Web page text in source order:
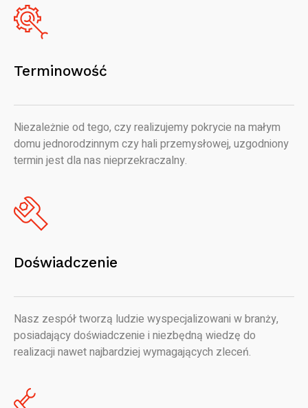
Terminowość
Niezależnie od tego, czy realizujemy pokrycie na małym
domu jednorodzinnym czy hali przemysłowej, uzgodniony
termin jest dla nas nieprzekraczalny.
Doświadczenie
Nasz zespół tworzą ludzie wyspecjalizowani w branży,
posiadający doświadczenie i niezbędną wiedzę do
realizacji nawet najbardziej wymagających zleceń.